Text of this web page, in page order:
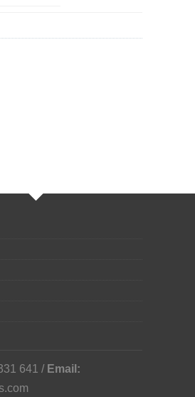
641 / Email: